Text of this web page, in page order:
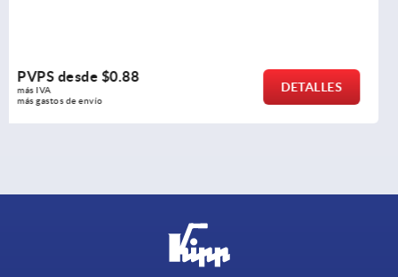
PVPS desde